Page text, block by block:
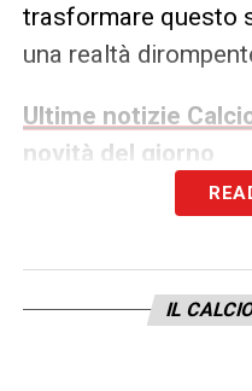
trasformare questo
una realtà
Ultime notizie
novità del giorno
IL